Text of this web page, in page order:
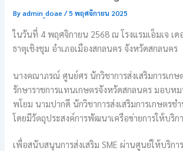
Byadmin_doae/5 พฤศจิกายน 2025
ในวันที่ 4 พฤศจิกายน 2568 ณ โรงแรมเอ็มเจ เด
ธาตุเชิงชุม อำเภอเมืองสกลนคร จังหวัดสกลนคร
นางคณาภรณ์ ศูนย์ศร นักวิชาการส่งเสริมการเก
รักษาราชการแทนเกษตรจังหวัดสกลนคร มอบหม
พโยม นามปากดี นักวิชาการส่งเสริมการเกษตรช
โดยมีวัตถุประสงค์การพัฒนาเครือข่ายการให้บริกา
เพื่อสนับสนุนการส่งเสริม SME ผ่านศูนย์ให้บริกา